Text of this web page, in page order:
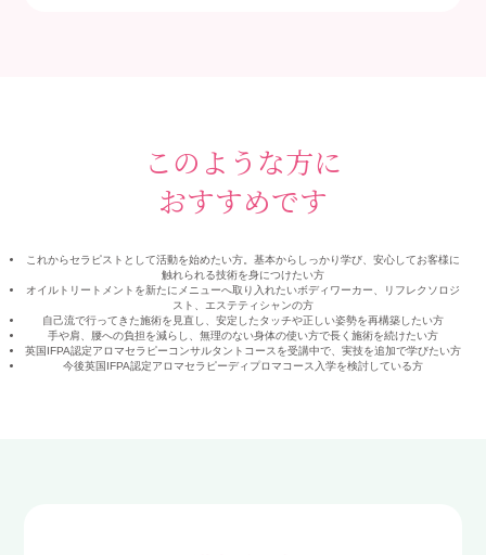
このような方に
おすすめです
これからセラピストとして活動を始めたい方。基本からしっかり学び、安心してお客様に
触れられる技術を身につけたい方
オイルトリートメントを新たにメニューへ取り入れたいボディワーカー、リフレクソロジ
スト、エステティシャンの方
自己流で行ってきた施術を見直し、安定したタッチや正しい姿勢を再構築したい方
手や肩、腰への負担を減らし、無理のない身体の使い方で長く施術を続けたい方
英国IFPA認定アロマセラピーコンサルタントコースを受講中で、実技を追加で学びたい方
今後英国IFPA認定アロマセラピーディプロマコース入学を検討している方